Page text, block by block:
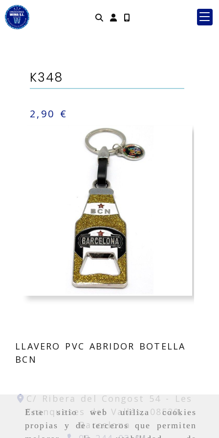
Este sitio web utiliza cookies
propias y de terceros que permiten
Identifícate
K348
2,90 €
LLAVERO PVC ABRIDOR BOTELLA
BCN
C/ Ribera del Congost 54 -
Les
Franqueses del Vallés, 08520,
Barcelona